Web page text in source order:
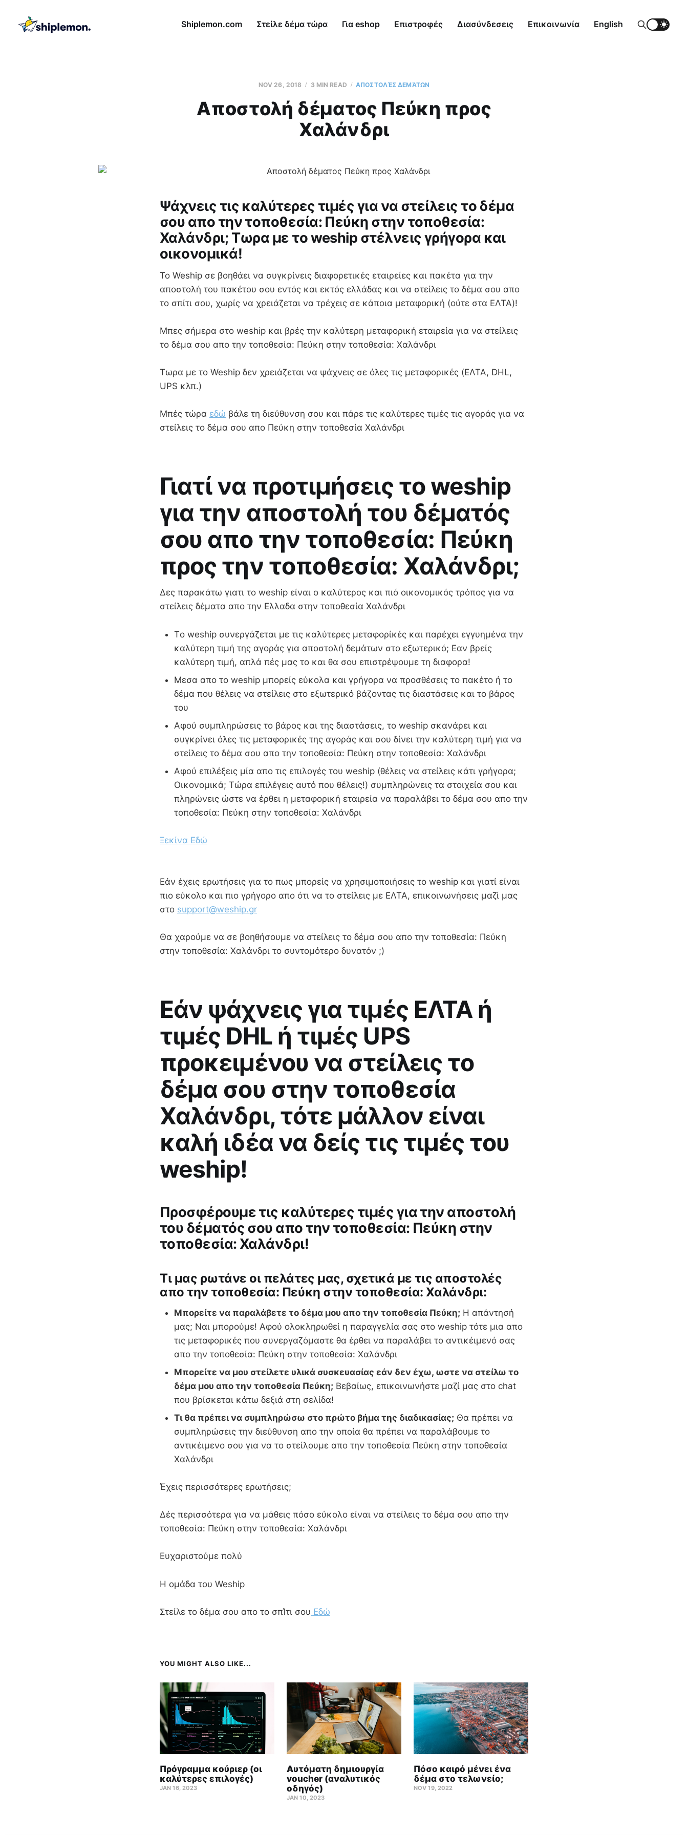
Shiplemon.com Στείλε δέμα τώρα Για eshop Επιστροφές Διασύνδεσεις Επικοινωνία English
NOV 26, 2018 3 MIN READ AΠΟΣΤΟΛΈΣ ΔΕΜΆΤΩΝ
Aποστολή δέματος Πεύκη προς
Χαλάνδρι
Ψάχνεις τις καλύτερες τιμές για να στείλεις το δέμα
σου απο την τοποθεσία: Πεύκη στην τοποθεσία:
Χαλάνδρι; Τωρα με το weship στέλνεις γρήγορα και
οικονομικά!
Το Weship σε βοηθάει να συγκρίνεις διαφορετικές εταιρείες και πακέτα για την
αποστολή του πακέτου σου εντός και εκτός ελλάδας και να στείλεις το δέμα σου απο
το σπίτι σου, χωρίς να χρειάζεται να τρέχεις σε κάποια μεταφορική (ούτε στα ΕΛΤΑ)!
Mπες σήμερα στο weship και βρές την καλύτερη μεταφορική εταιρεία για να στείλεις
το δέμα σου απο την τοποθεσία: Πεύκη στην τοποθεσία: Χαλάνδρι
Τωρα με το Weship δεν χρειάζεται να ψάχνεις σε όλες τις μεταφορικές (ΕΛΤΑ, DHL,
UPS κλπ.)
Μπές τώρα εδώ βάλε τη διεύθυνση σου και πάρε τις καλύτερες τιμές τις αγοράς για να
στείλεις το δέμα σου απο Πεύκη στην τοποθεσία Χαλάνδρι
Γιατί να προτιμήσεις το weship
για την αποστολή του δέματός
σου απο την τοποθεσία: Πεύκη
προς την τοποθεσία: Χαλάνδρι;
Δες παρακάτω γιατι το weship είναι ο καλύτερος και πιό οικονομικός τρόπος για να
στείλεις δέματα απο την Ελλαδα στην τοποθεσία Χαλάνδρι
Τo weship συνεργάζεται με τις καλύτερες μεταφορίκές και παρέχει εγγυημένα την
καλύτερη τιμή της αγοράς για αποστολή δεμάτων στο εξωτερικό; Εαν βρείς
καλύτερη τιμή, απλά πές μας το και θα σου επιστρέψουμε τη διαφορα!
Μεσα απο το weship μπορείς εύκολα και γρήγορα να προσθέσεις το πακέτο ή το
δέμα που θέλεις να στείλεις στο εξωτερικό βάζοντας τις διαστάσεις και το βάρος
του
Αφού συμπληρώσεις το βάρος και της διαστάσεις, το weship σκανάρει και
συγκρίνει όλες τις μεταφορικές της αγοράς και σου δίνει την καλύτερη τιμή για να
στείλεις το δέμα σου απο την τοποθεσία: Πεύκη στην τοποθεσία: Χαλάνδρι
Αφού επιλέξεις μία απο τις επιλογές του weship (θέλεις να στείλεις κάτι γρήγορα;
Οικονομικά; Τώρα επιλέγεις αυτό που θέλεις!) συμπληρώνεις τα στοιχεία σου και
πληρώνεις ώστε να έρθει η μεταφορική εταιρεία να παραλάβει το δέμα σου απο την
τοποθεσία: Πεύκη στην τοποθεσία: Χαλάνδρι
Ξεκίνα Εδώ
Εάν έχεις ερωτήσεις για το πως μπορείς να χρησιμοποιήσεις το weship και γιατί είναι
πιο εύκολο και πιο γρήγορο απο ότι να το στείλεις με ΕΛΤΑ, επικοινωνήσεις μαζί μας
στο support@weship.gr
Θα χαρούμε να σε βοηθήσουμε να στείλεις το δέμα σου απο την τοποθεσία: Πεύκη
στην τοποθεσία: Χαλάνδρι το συντομότερο δυνατόν ;)
Εάν ψάχνεις για τιμές ΕΛΤΑ ή
τιμές DHL ή τιμές UPS
προκειμένου να στείλεις το
δέμα σου στην τοποθεσία
Χαλάνδρι, τότε μάλλον είναι
καλή ιδέα να δείς τις τιμές του
weship!
Προσφέρουμε τις καλύτερες τιμές για την αποστολή
του δέματός σου απο την τοποθεσία: Πεύκη στην
τοποθεσία: Χαλάνδρι!
Tι μας ρωτάνε οι πελάτες μας, σχετικά με τις αποστολές
απο την τοποθεσία: Πεύκη στην τοποθεσία: Χαλάνδρι:
Μπορείτε να παραλάβετε το δέμα μου απο την τοποθεσία Πεύκη; Η απάντησή
μας; Ναι μπορούμε! Αφού ολοκληρωθεί η παραγγελία σας στο weship τότε μια απο
τις μεταφορικές που συνεργαζόμαστε θα έρθει να παραλάβει το αντικέιμενό σας
απο την τοποθεσία: Πεύκη στην τοποθεσία: Χαλάνδρι
Μπορείτε να μου στείλετε υλικά συσκευασίας εάν δεν έχω, ωστε να στείλω το
δέμα μου απο την τοποθεσία Πεύκη; Βεβαίως, επικοινωνήστε μαζί μας στο chat
που βρίσκεται κάτω δεξιά στη σελίδα!
Τι θα πρέπει να συμπληρώσω στο πρώτο βήμα της διαδικασίας; Θα πρέπει να
συμπληρώσεις την διεύθυνση απο την οποία θα πρέπει να παραλάβουμε το
αντικέιμενο σου για να το στείλουμε απο την τοποθεσία Πεύκη στην τοποθεσία
Χαλάνδρι
Έχεις περισσότερες ερωτήσεις;
Δές περισσότερα για να μάθεις πόσο εύκολο είναι να στείλεις το δέμα σου απο την
τοποθεσία: Πεύκη στην τοποθεσία: Χαλάνδρι
Ευχαριστούμε πολύ
Η ομάδα του Weship
Στείλε το δέμα σου απο το σπΊτι σου Εδώ
YOU MIGHT ALSO LIKE...
Πρόγραμμα κούριερ (οι
καλύτερες επιλογές)
JAN 16, 2023
Αυτόματη δημιουργία
voucher (αναλυτικός
οδηγός)
JAN 10, 2023
Πόσο καιρό μένει ένα
δέμα στο τελωνείο;
NOV 19, 2022